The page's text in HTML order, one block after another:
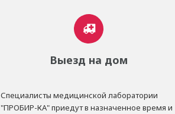
Выезд на дом
Специалисты медицинской лаборатории
"ПРОБИР-КА" приедут в назначенное время и